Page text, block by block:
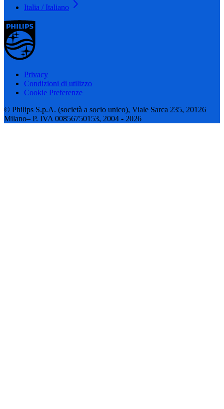
Italia / Italiano
Privacy
Condizioni di utilizzo
Cookie Preferenze
© Philips S.p.A. (società a socio unico), Viale Sarca 235, 20126
Milano– P. IVA 00856750153, 2004 - 2026